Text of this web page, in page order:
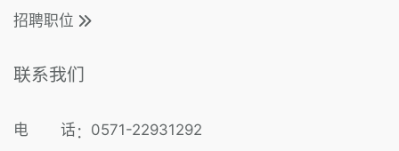
招聘职位
联系我们
电 话 ： 0571-22931292